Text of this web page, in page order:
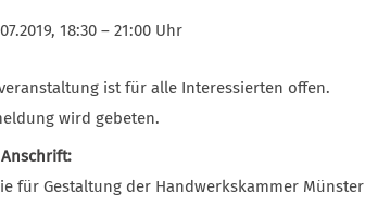
18:30 – 21:00 Uhr
ist für alle Interessierten offen.
wird gebeten.
für Gestaltung der Handwerkskammer Münster